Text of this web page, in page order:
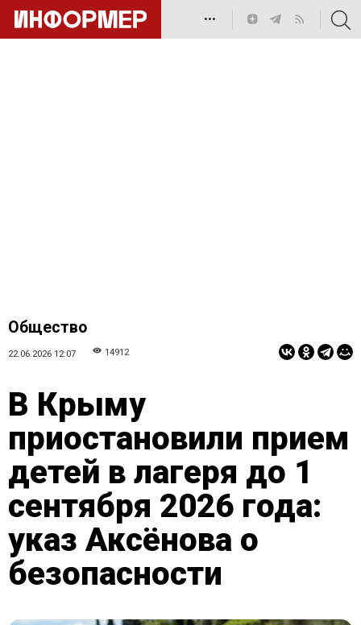
•••
Общество
22.06.2026 12:07 14912
В Крыму
приостановили прием
детей в лагеря до 1
сентября 2026 года:
указ Аксёнова о
безопасности